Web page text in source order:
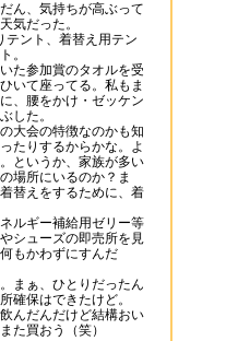
ん、気持ちが高ぶって
気だった。
テント、着替え用テン
。
た参加賞のタオルを受
いて座ってる。私もま
、腰をかけ・ゼッケン
した。
大会の特徴なのかも知
たりするからかな。よ
というか、家族が多い
場所にいるのか？ま
替えをするために、着
ルギー補給用ゼリー等
シューズの即売所を見
もかわずにすんだ
まぁ、ひとりだったん
確保はできたけど。
んだんだけど結構おい
た買おう（笑）